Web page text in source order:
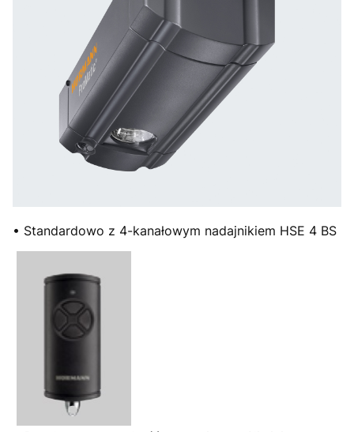
• Standardowo z 4-kanałowym nadajnikiem HSE 4 BS